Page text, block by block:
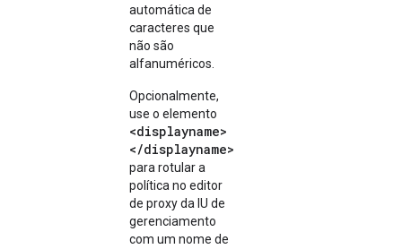
automática de
caracteres que
não são
alfanuméricos.
Opcionalmente,
use o elemento
<displayname>
</displayname>
para rotular a
política no editor
de proxy da IU de
gerenciamento
com um nome de